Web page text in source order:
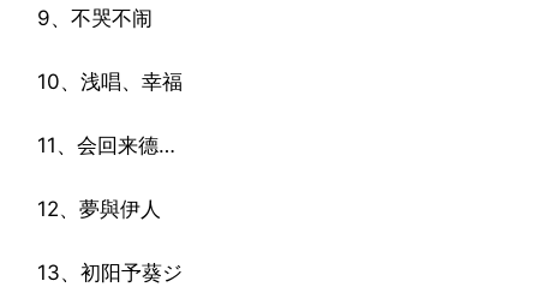
9、不哭不闹
10、浅唱、幸福
11、会回来德…
12、夢與伊人
13、初阳予葵ジ